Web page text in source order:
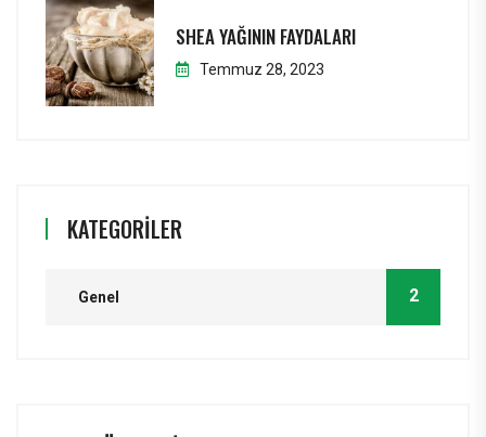
SHEA YAĞININ FAYDALARI
Temmuz 28, 2023
KATEGORILER
Genel 2